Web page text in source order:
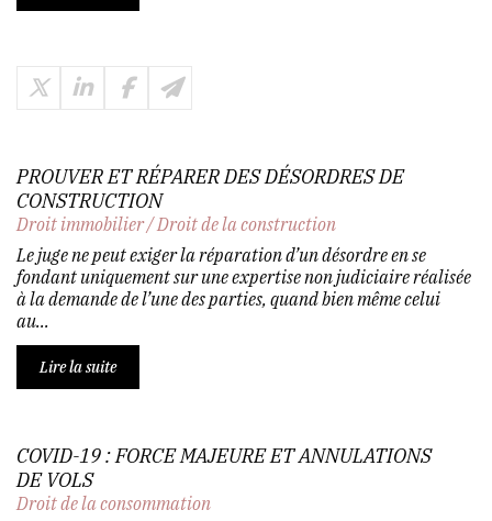
PROUVER ET RÉPARER DES DÉSORDRES DE
CONSTRUCTION
Droit immobilier/Droit de la construction
Le juge ne peut exiger la réparation d’un désordre en se
fondant uniquement sur une expertise non judiciaire réalisée
à la demande de l’une des parties, quand bien même celui
au...
Lire la suite
COVID-19 : FORCE MAJEURE ET ANNULATIONS
DE VOLS
Droit de la consommation